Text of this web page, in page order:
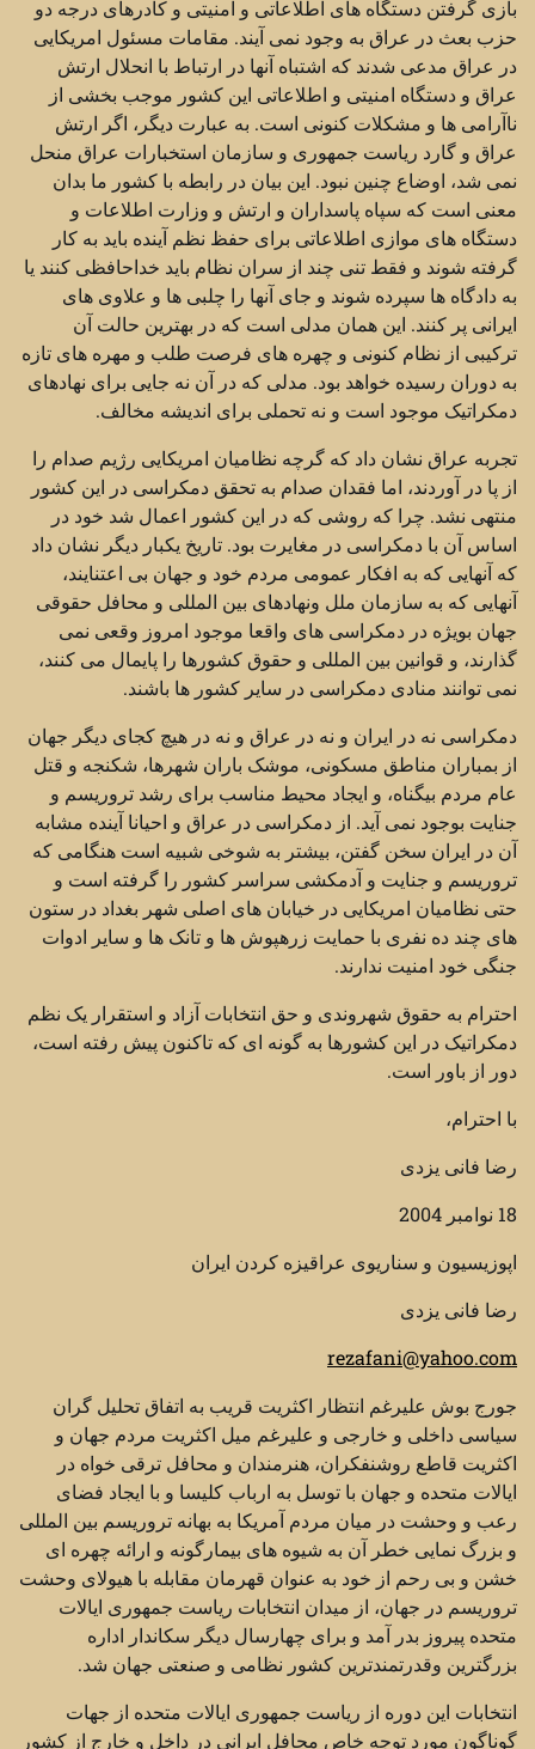
بازی گرفتن دستگاه های اطلاعاتی و امنیتی و کادرهای درجه دو
حزب بعث در عراق به وجود نمی آیند. مقامات مسئول امریکایی
در عراق مدعی شدند که اشتباه آنها در ارتباط با انحلال ارتش
عراق و دستگاه امنیتی و اطلاعاتی این کشور موجب بخشی از
ناآرامی ها و مشکلات کنونی است. به عبارت دیگر، اگر ارتش
عراق و گارد ریاست جمهوری و سازمان استخبارات عراق منحل
نمی شد، اوضاع چنین نبود. این بیان در رابطه با کشور ما بدان
معنی است که سپاه پاسداران و ارتش و وزارت اطلاعات و
دستگاه های موازی اطلاعاتی برای حفظ نظم آینده باید به کار
گرفته شوند و فقط تنی چند از سران نظام باید خداحافظی کنند یا
به دادگاه ها سپرده شوند و جای آنها را چلبی ها و علاوی های
ایرانی پر کنند. این همان مدلی است که در بهترین حالت آن
ترکیبی از نظام کنونی و چهره های فرصت طلب و مهره های تازه
به دوران رسیده خواهد بود. مدلی که در آن نه جایی برای نهادهای
دمکراتیک موجود است و نه تحملی برای اندیشه مخالف.
تجربه عراق نشان داد که گرچه نظامیان امریکایی رژیم صدام را
از پا در آوردند، اما فقدان صدام به تحقق دمکراسی در این کشور
منتهی نشد. چرا که روشی که در این کشور اعمال شد خود در
اساس آن با دمکراسی در مغایرت بود. تاریخ یکبار دیگر نشان داد
که آنهایی که به افکار عمومی مردم خود و جهان بی اعتنایند،
آنهایی که به سازمان ملل ونهادهای بین المللی و محافل حقوقی
جهان بویژه در دمکراسی های واقعا موجود امروز وقعی نمی
گذارند، و قوانین بین المللی و حقوق کشورها را پایمال می کنند،
نمی توانند منادی دمکراسی در سایر کشور ها باشند.
دمکراسی نه در ایران و نه در عراق و نه در هیچ کجای دیگر جهان
از بمباران مناطق مسکونی، موشک باران شهرها، شکنجه و قتل
عام مردم بیگناه، و ایجاد محیط مناسب برای رشد تروریسم و
جنایت بوجود نمی آید. از دمکراسی در عراق و احیانا آینده مشابه
آن در ایران سخن گفتن، بیشتر به شوخی شبیه است هنگامی که
تروریسم و جنایت و آدمکشی سراسر کشور را گرفته است و
حتی نظامیان امریکایی در خیابان های اصلی شهر بغداد در ستون
های چند ده نفری با حمایت زرهپوش ها و تانک ها و سایر ادوات
جنگی خود امنیت ندارند.
احترام به حقوق شهروندی و حق انتخابات آزاد و استقرار یک نظم
دمکراتیک در این کشورها به گونه ای که تاکنون پیش رفته است،
دور از باور است.
با احترام،
رضا فانی یزدی
18 نوامبر 2004
اپوزیسیون و سناریوی عراقیزه کردن ایران
رضا فانی یزدی
rezafani@yahoo.com
جورج بوش علیرغم انتظار اکثریت قریب به اتفاق تحلیل گران
سیاسی داخلی و خارجی و علیرغم میل اکثریت مردم جهان و
اکثریت قاطع روشنفکران، هنرمندان و محافل ترقی خواه در
ایالات متحده و جهان با توسل به ارباب کلیسا و با ایجاد فضای
رعب و وحشت در میان مردم آمریکا به بهانه تروریسم بین المللی
و بزرگ نمایی خطر آن به شیوه های بیمارگونه و ارائه چهره ای
خشن و بی رحم از خود به عنوان قهرمان مقابله با هیولای وحشت
تروریسم در جهان، از میدان انتخابات ریاست جمهوری ایالات
متحده پیروز بدر آمد و برای چهارسال دیگر سکاندار اداره
بزرگترین وقدرتمندترین کشور نظامی و صنعتی جهان شد.
انتخابات این دوره از ریاست جمهوری ایالات متحده از جهات
گوناگون مورد توجه خاص محافل ایرانی در داخل و خارج از کشور